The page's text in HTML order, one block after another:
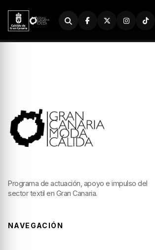
Buscador
Programa de actuación, apoyo e impulso del
sector textil en Gran Canaria.
NAVEGACIÓN